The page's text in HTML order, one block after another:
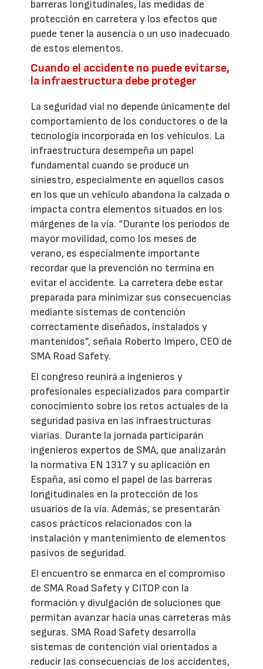
barreras longitudinales, las medidas de
protección en carretera y los efectos que
puede tener la ausencia o un uso inadecuado
de estos elementos.
Cuando el accidente no puede evitarse,
la infraestructura debe proteger
La seguridad vial no depende únicamente del
comportamiento de los conductores o de la
tecnología incorporada en los vehículos. La
infraestructura desempeña un papel
fundamental cuando se produce un
siniestro, especialmente en aquellos casos
en los que un vehículo abandona la calzada o
impacta contra elementos situados en los
márgenes de la vía. “Durante los periodos de
mayor movilidad, como los meses de
verano, es especialmente importante
recordar que la prevención no termina en
evitar el accidente. La carretera debe estar
preparada para minimizar sus consecuencias
mediante sistemas de contención
correctamente diseñados, instalados y
mantenidos”, señala Roberto Impero, CEO de
SMA Road Safety.
El congreso reunirá a ingenieros y
profesionales especializados para compartir
conocimiento sobre los retos actuales de la
seguridad pasiva en las infraestructuras
viarias. Durante la jornada participarán
ingenieros expertos de SMA, que analizarán
la normativa EN 1317 y su aplicación en
España, así como el papel de las barreras
longitudinales en la protección de los
usuarios de la vía. Además, se presentarán
casos prácticos relacionados con la
instalación y mantenimiento de elementos
pasivos de seguridad.
El encuentro se enmarca en el compromiso
de SMA Road Safety y CITOP con la
formación y divulgación de soluciones que
permitan avanzar hacia unas carreteras más
seguras. SMA Road Safety desarrolla
sistemas de contención vial orientados a
reducir las consecuencias de los accidentes,